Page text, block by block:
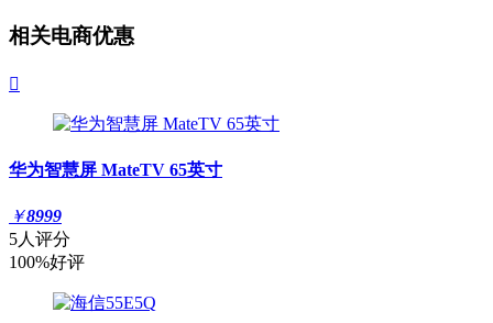
相关电商优惠

华为智慧屏 MateTV 65英寸
￥8999
5人评分
100%好评